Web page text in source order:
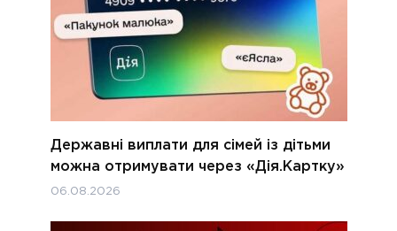
Державні виплати для сімей із дітьми
можна отримувати через «Дія.Картку»
06.08.2026